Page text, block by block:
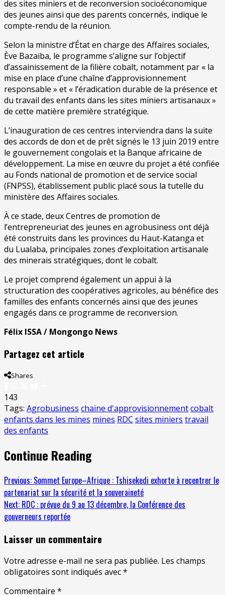
des sites miniers et de reconversion socioéconomique
des jeunes ainsi que des parents concernés, indique le
compte-rendu de la réunion.
Selon la ministre d’État en charge des Affaires sociales,
Ève Bazaiba, le programme s’aligne sur l’objectif
d’assainissement de la filière cobalt, notamment par « la
mise en place d’une chaîne d’approvisionnement
responsable » et « l’éradication durable de la présence et
du travail des enfants dans les sites miniers artisanaux »
de cette matière première stratégique.
L’inauguration de ces centres interviendra dans la suite
des accords de don et de prêt signés le 13 juin 2019 entre
le gouvernement congolais et la Banque africaine de
développement. La mise en œuvre du projet a été confiée
au Fonds national de promotion et de service social
(FNPSS), établissement public placé sous la tutelle du
ministère des Affaires sociales.
À ce stade, deux Centres de promotion de
l’entrepreneuriat des jeunes en agrobusiness ont déjà
été construits dans les provinces du Haut-Katanga et
du Lualaba, principales zones d’exploitation artisanale
des minerais stratégiques, dont le cobalt.
Le projet comprend également un appui à la
structuration des coopératives agricoles, au bénéfice des
familles des enfants concernés ainsi que des jeunes
engagés dans ce programme de reconversion.
Félix ISSA / Mongongo News
Partagez cet article
Shares
143
Tags: Agrobusiness chaine d'approvisionnementcobalt
enfants dans les mines mines RDC sites miniers travail
des enfants
Continue Reading
Previous: Sommet Europe–Afrique : Tshisekedi exhorte à recentrer le
partenariat sur la sécurité et la souveraineté
Next: RDC : prévue du 9 au 13 décembre, la Conférence des
gouverneurs reportée
Laisser un commentaire
Votre adresse e-mail ne sera pas publiée. Les champs
obligatoires sont indiqués avec*
Commentaire *